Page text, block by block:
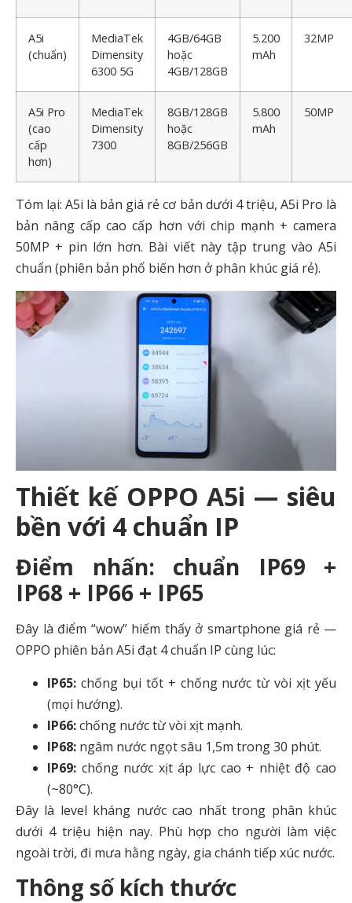
A5i
(chuẩn)
MediaTek
Dimensity
6300 5G
4GB/64GB
hoặc
4GB/128GB
5.200
mAh
32MP
A5i Pro
(cao
cấp
hơn)
MediaTek
Dimensity
7300
8GB/128GB
hoặc
8GB/256GB
5.800
mAh
50MP
Tóm lại: A5i là bản giá rẻ cơ bản dưới 4 triệu, A5i Pro là
bản nâng cấp cao cấp hơn với chip mạnh + camera
50MP + pin lớn hơn. Bài viết này tập trung vào A5i
chuẩn (phiên bản phổ biến hơn ở phân khúc giá rẻ).
Thiết kế OPPO A5i — siêu
bền với 4 chuẩn IP
Điểm nhấn: chuẩn IP69 +
IP68 + IP66 + IP65
Đây là điểm “wow” hiếm thấy ở smartphone giá rẻ —
OPPO phiên bản A5i đạt 4 chuẩn IP cùng lúc:
IP65: chống bụi tốt + chống nước từ vòi xịt yếu
(mọi hướng).
IP66:chống nước từ vòi xịt mạnh.
IP68: ngâm nước ngọt sâu 1,5m trong 30 phút.
IP69: chống nước xịt áp lực cao + nhiệt độ cao
(~80°C).
Đây là level kháng nước cao nhất trong phân khúc
dưới 4 triệu hiện nay. Phù hợp cho người làm việc
ngoài trời, đi mưa hằng ngày, gia chánh tiếp xúc nước.
Thông số kích thước